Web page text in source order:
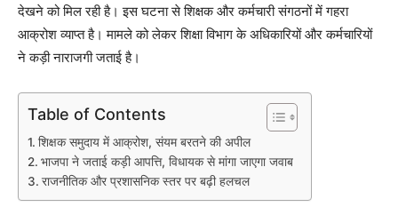
देखने को मिल रही है। इस घटना से शिक्षक और कर्मचारी संगठनों में गहरा
आक्रोश व्याप्त है। मामले को लेकर शिक्षा विभाग के अधिकारियों और कर्मचारियों
ने कड़ी नाराजगी जताई है।
Table of Contents
शिक्षक समुदाय में आक्रोश, संयम बरतने की अपील
भाजपा ने जताई कड़ी आपत्ति, विधायक से मांगा जाएगा जवाब
राजनीतिक और प्रशासनिक स्तर पर बढ़ी हलचल